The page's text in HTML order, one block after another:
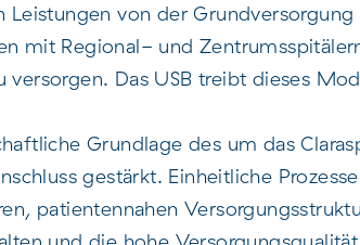
Leistungen von der
mit Regional- und
versorgen. Das USB treibt dieses
Grundlage des um das
gestärkt. Einheitliche
patientennahen